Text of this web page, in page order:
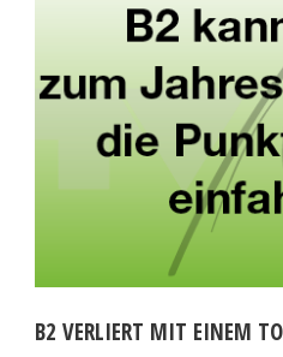
B2 VERLIERT MIT EINEM